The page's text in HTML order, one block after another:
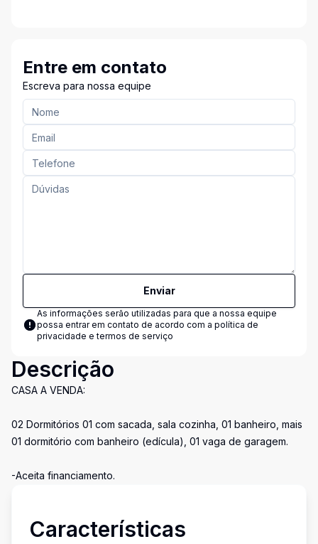
Entre em contato
Escreva para nossa equipe
Enviar
As informações serão utilizadas para que a nossa equipe
possa entrar em contato de acordo com a política de
privacidade e termos de serviço
Descrição
CASA A VENDA:
02 Dormitórios 01 com sacada, sala cozinha, 01 banheiro, mais
01 dormitório com banheiro (edícula), 01 vaga de garagem.
-Aceita financiamento.
Características